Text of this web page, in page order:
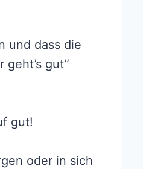
und dass die
gut”
gut!
oder in sich